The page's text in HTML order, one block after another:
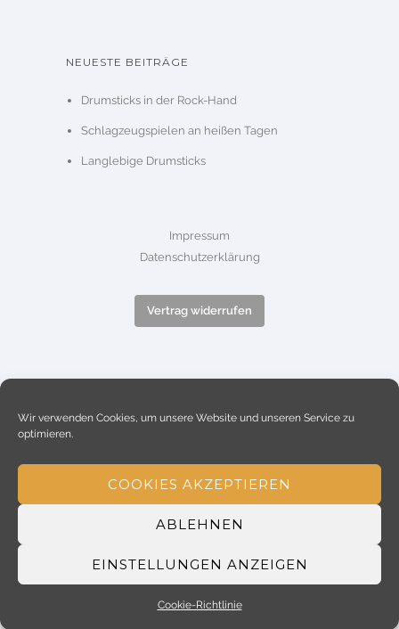
Wir verwenden Cookies, um unsere Website und unseren Service zu
optimieren.
COOKIES AKZEPTIEREN
ABLEHNEN
EINSTELLUNGEN ANZEIGEN
Cookie-Richtlinie
NEUESTE BEITRÄGE
Drumsticks in der Rock-Hand
Schlagzeugspielen an heißen Tagen
Langlebige Drumsticks
Impressum
Datenschutzerklärung
Vertrag widerrufen